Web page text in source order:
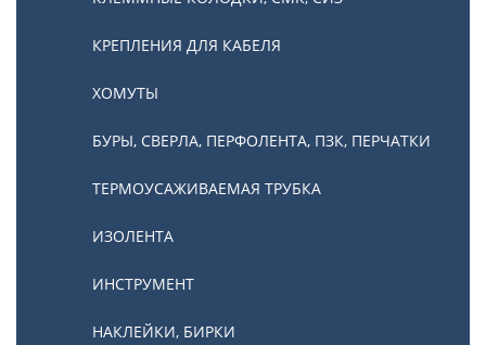
КРЕПЛЕНИЯ ДЛЯ КАБЕЛЯ
ХОМУТЫ
БУРЫ, СВЕРЛА, ПЕРФОЛЕНТА, ПЗК, ПЕРЧАТКИ
ТЕРМОУСАЖИВАЕМАЯ ТРУБКА
ИЗОЛЕНТА
ИНСТРУМЕНТ
НАКЛЕЙКИ, БИРКИ